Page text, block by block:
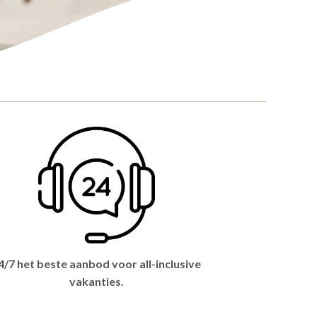
7 het beste aanbod voor all-inclusive
vakanties.